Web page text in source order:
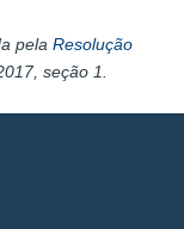
pela Resolução
seção 1.